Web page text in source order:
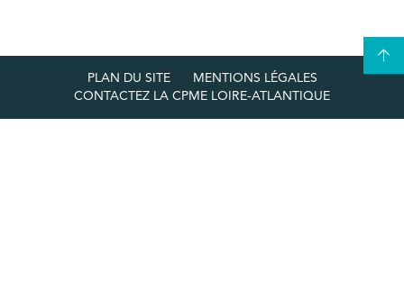
PLAN DU SITE
MENTIONS LÉGALES
CONTACTEZ LA CPME LOIRE-ATLANTIQUE